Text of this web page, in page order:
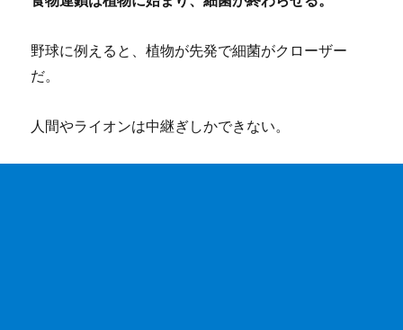
野球に例えると、植物が先発で細菌がクローザー
だ。
人間やライオンは中継ぎしかできない。